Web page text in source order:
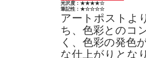
光沢度：★★★★☆
筆記性：★☆☆☆☆
アートポストよ
ち、色彩とのコ
く、色彩の発色
な仕上がりとな